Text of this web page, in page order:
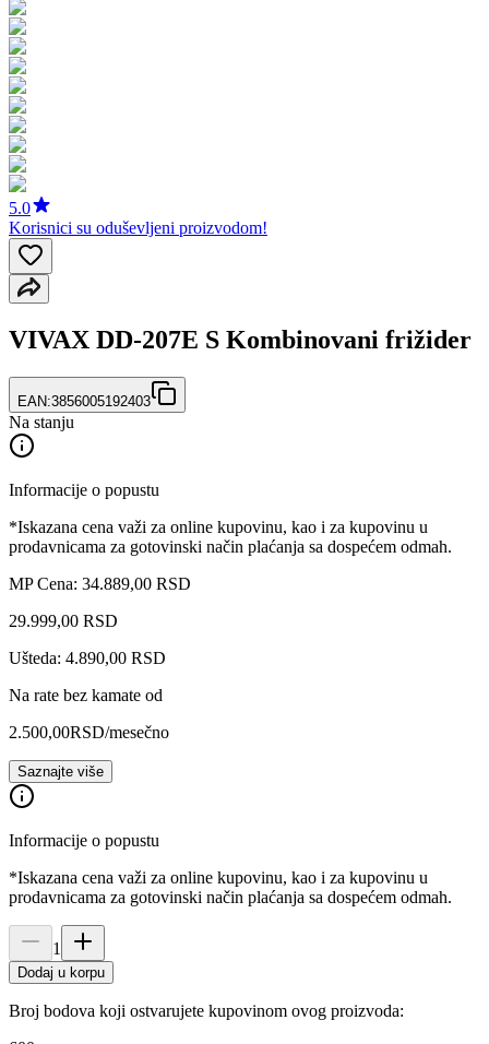
5.0
Korisnici su oduševljeni proizvodom!
VIVAX DD-207E S Kombinovani frižider
EAN:3856005192403
Na stanju
Informacije o popustu
*Iskazana cena važi za online kupovinu, kao i za kupovinu u
prodavnicama za gotovinski način plaćanja sa dospećem odmah.
MP Cena: 34.889,00 RSD
29.999,00 RSD
Ušteda: 4.890,00 RSD
Na rate bez kamate od
2.500,00RSD/mesečno
Saznajte više
Informacije o popustu
*Iskazana cena važi za online kupovinu, kao i za kupovinu u
prodavnicama za gotovinski način plaćanja sa dospećem odmah.
1
Dodaj u korpu
Broj bodova koji ostvarujete kupovinom ovog proizvoda: